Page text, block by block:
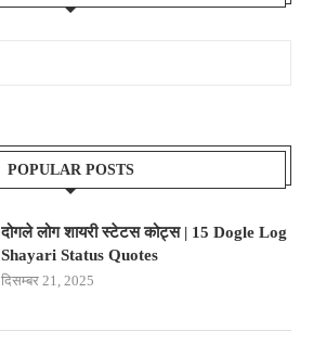
POPULAR POSTS
दोगले लोग शायरी स्टेटस कोट्स | 15 Dogle Log
Shayari Status Quotes
दिसम्बर 21, 2025